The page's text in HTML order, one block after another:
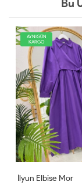
Bu
YENİ
AYNIGÜN
KARGO
Şimal Elbise Kırmızı